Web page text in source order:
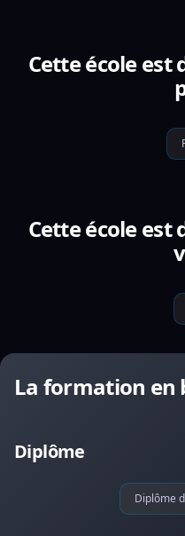
Cette école est
Cette école est
La formation en
Diplôme
Diplôme